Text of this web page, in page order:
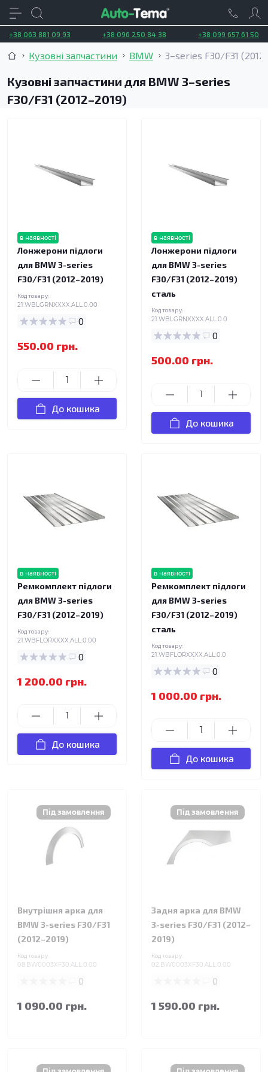
+38 063 881 09 93 +38 096 250 84 38 +38 099 657 61 50
Кузовні запчастини BMW 3–series F30/F31
Кузовні запчастини для BMW 3–series
F30/F31 (2012–2019)
в наявності
Лонжерони підлоги
для BMW 3-series
F30/F31 (2012–2019)
Код товару:
21.WBLGRNXXXX.ALL.0.00
0
550.00 грн.
До кошика
в наявності
Лонжерони підлоги
для BMW 3-series
F30/F31 (2012–2019)
сталь
Код товару:
21.WBLGRNXXXX.ALL.0.0
0
500.00 грн.
До кошика
в наявності
Ремкомплект підлоги
для BMW 3-series
F30/F31 (2012–2019)
Код товару:
21.WBFLORXXXX.ALL.0.00
0
1 200.00 грн.
До кошика
в наявності
Ремкомплект підлоги
для BMW 3-series
F30/F31 (2012–2019)
сталь
Код товару:
21.WBFLORXXXX.ALL.0.0
0
1 000.00 грн.
До кошика
Внутрішня арка для
BMW 3-series F30/F31
(2012–2019)
Код товару:
08.BW0003XF30.ALL.0.00
0
1 090.00 грн.
Задня арка для BMW
3-series F30/F31 (2012–
2019)
Код товару:
02.BW0003XF30.ALL.0.00
0
1 590.00 грн.